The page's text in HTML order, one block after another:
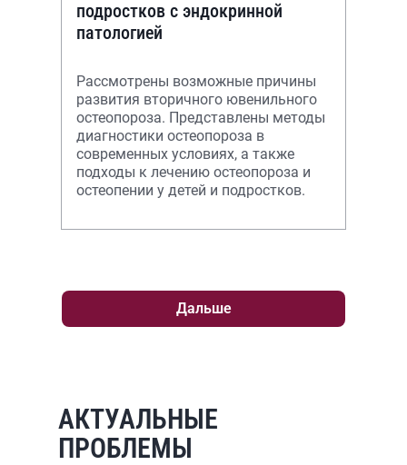
подростков с эндокринной
патологией
Рассмотрены возможные причины
развития вторичного ювенильного
остеопороза. Представлены методы
диагностики остеопороза в
современных условиях, а также
подходы к лечению остеопороза и
остеопении у детей и подростков.
Дальше
АКТУАЛЬНЫЕ
ПРОБЛЕМЫ